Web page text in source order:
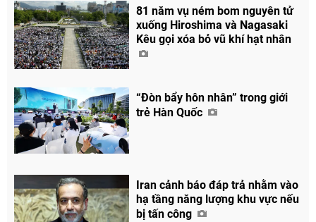
81 năm vụ ném bom nguyên tử
xuống Hiroshima và Nagasaki
Kêu gọi xóa bỏ vũ khí hạt nhân
“Đòn bẩy hôn nhân” trong giới
trẻ Hàn Quốc
Iran cảnh báo đáp trả nhằm vào
hạ tầng năng lượng khu vực nếu
bị tấn công